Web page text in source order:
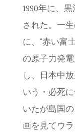
1990年に、
された。一
に、”赤い富
の原子力発
し、日本中
いう・必死
いたが島国
画を見てウ